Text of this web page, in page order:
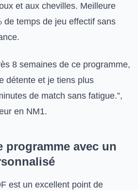
et aux chevilles. Meilleure
de temps de jeu effectif sans
8 semaines de ce programme,
détente et je tiens plus
de match sans fatigue.”,
en NM1.
programme avec un
est un excellent point de